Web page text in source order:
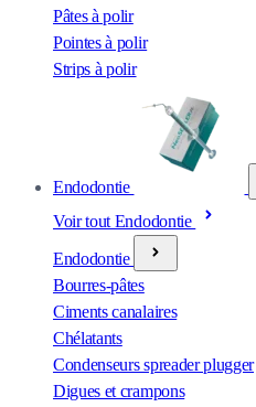
Pâtes à polir
Pointes à polir
Strips à polir
Endodontie
Voir tout Endodontie
Endodontie
Bourres-pâtes
Ciments canalaires
Chélatants
Condenseurs spreader plugger
Digues et crampons